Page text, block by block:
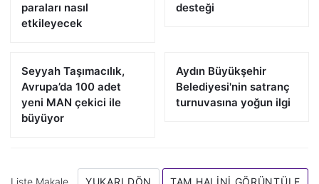
paraları nasıl
etkileyecek
desteği
Seyyah Taşımacılık,
Avrupa’da 100 adet
yeni MAN çekici ile
büyüyor
Aydın Büyükşehir
Belediyesi'nin satranç
turnuvasına yoğun ilgi
Liste Makale